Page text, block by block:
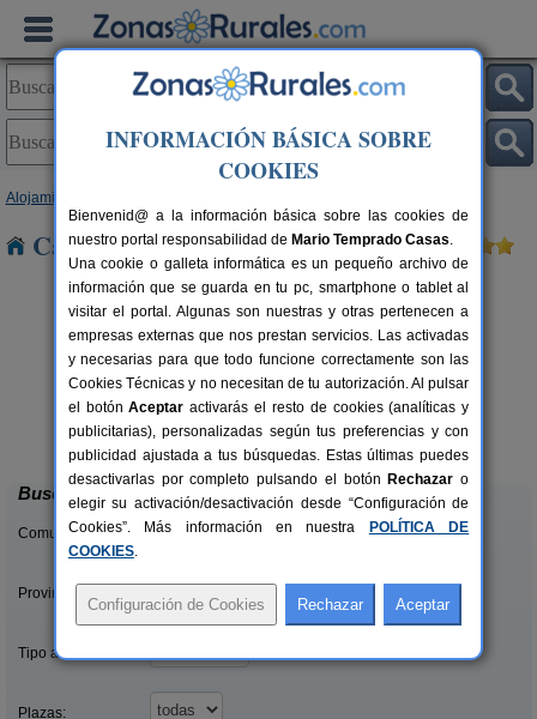
Alojamientos
Casas Rurales cerca de Queralbs
4-8 pers.
desde32 €
Mas Ca La Coixa - El Fogatge
Tortellà (Girona)
Buscar
Comunidades:
Provincias/Islas:
Tipo alquiler:
Plazas:
INFORMACIÓN BÁSICA SOBRE
COOKIES
Bienvenid@ a la información básica sobre las cookies de
nuestro portal responsabilidad de Mario Temprado Casas.
Una cookie o galleta informática es un pequeño archivo de
información que se guarda en tu pc, smartphone o tablet al
visitar el portal. Algunas son nuestras y otras pertenecen a
empresas externas que nos prestan servicios. Las activadas
y necesarias para que todo funcione correctamente son las
Cookies Técnicas y no necesitan de tu autorización. Al pulsar
el botónAceptar activarás el resto de cookies (analíticas y
publicitarias), personalizadas según tus preferencias y con
publicidad ajustada a tus búsquedas. Estas últimas puedes
desactivarlas por completo pulsando el botón Rechazar o
elegir su activación/desactivación desde “Configuración de
Cookies”. Más información en nuestra
POLÍTICA DE
COOKIES.